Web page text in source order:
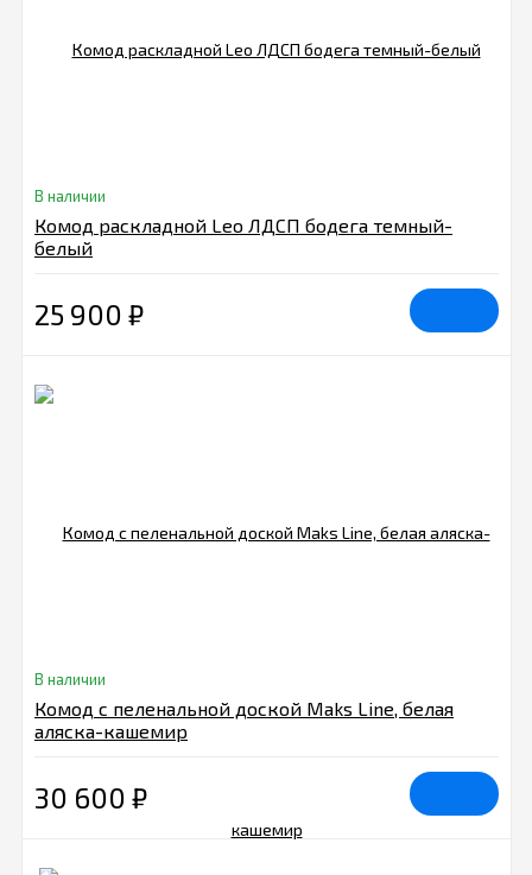
В наличии
Комод раскладной Leo ЛДСП бодега темный-
белый
25 900 ₽
В наличии
Комод с пеленальной доской Maks Line, белая
аляска-кашемир
30 600 ₽